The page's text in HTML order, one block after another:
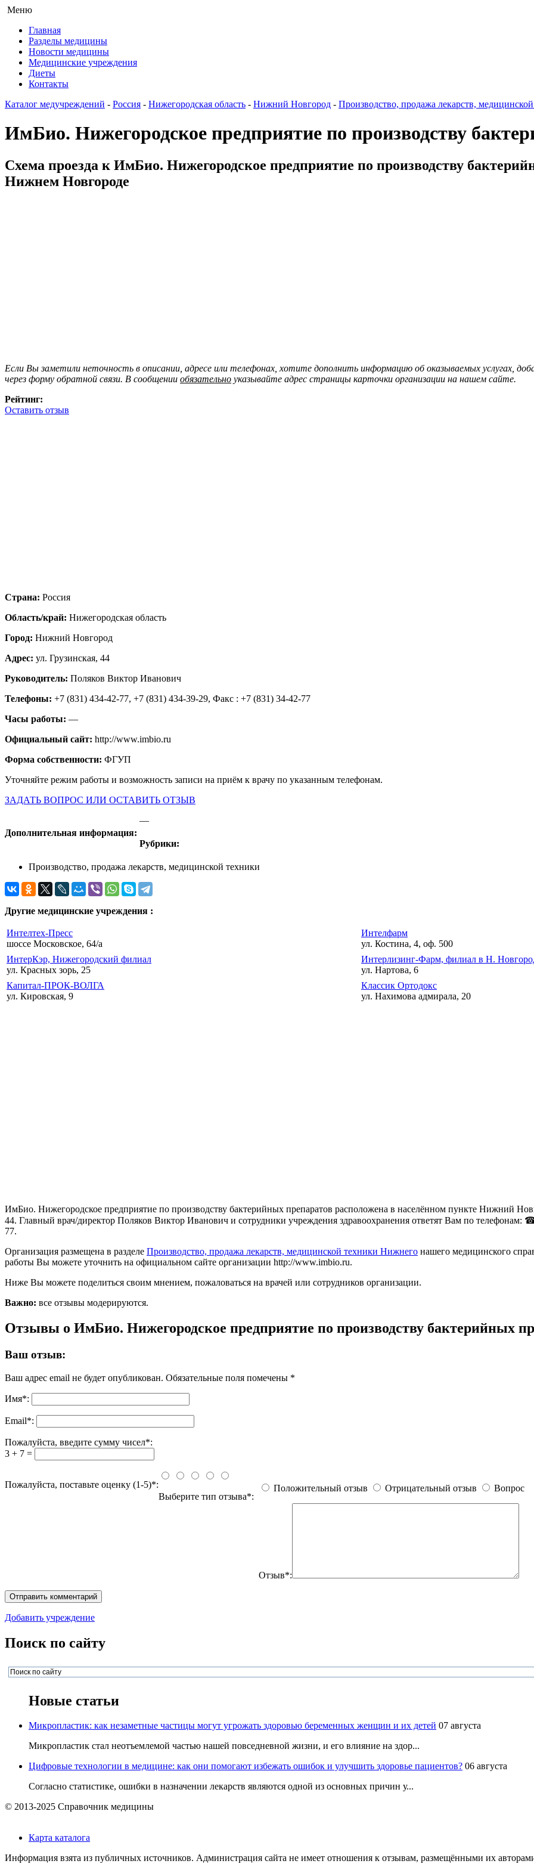
Меню
Главная
Разделы медицины
Новости медицины
Медицинские учреждения
Диеты
Контакты
Каталог медучреждений - Россия - Нижегородская область - Нижний Новгород - Производство, продажа лекарств,
ИмБио. Нижегородское предприятие по производству
Схема проезда к ИмБио. Нижегородское предприятие по производству
Нижнем Новгороде
Если Вы заметили неточность в описании, адресе или телефонах, хотите дополнить информацию об оказываемых услугах,
через форму обратной связи. В сообщении обязательно указывайте адрес страницы карточки организации на нашем сайте.
Рейтинг:
Оставить отзыв
Страна: Россия
Область/край: Нижегородская область
Город: Нижний Новгород
Адрес: ул. Грузинская, 44
Руководитель: Поляков Виктор Иванович
Телефоны: +7 (831) 434-42-77, +7 (831) 434-39-29, Факс : +7 (831) 34-42-77
Часы работы: —
Официальный сайт: http://www.imbio.ru
Форма собственности: ФГУП
Уточняйте режим работы и возможность записи на приём к врачу по указанным телефонам.
ЗАДАТЬ ВОПРОС ИЛИ ОСТАВИТЬ ОТЗЫВ
Дополнительная информация:
—
Рубрики:
Производство, продажа лекарств, медицинской техники
Другие медицинские учреждения :
Интелтех-Пресс
шоссе Московское, 64/а
Интелфарм
ул. Костина, 4, оф. 500
ИнтерКэр, Нижегородский филиал
ул. Красных зорь, 25
Интерлизинг-Фарм, филиал в Н.
ул. Нартова, 6
Капитал-ПРОК-ВОЛГА
ул. Кировская, 9
Классик Ортодокс
ул. Нахимова адмирала, 20
ИмБио. Нижегородское предприятие по производству бактерийных препаратов расположена в населённом пункте Нижний
44. Главный врач/директор Поляков Виктор Иванович и сотрудники учреждения здравоохранения ответят Вам по
77.
Организация размещена в разделе Производство, продажа лекарств, медицинской техники Нижнего нашего медицинского
работы Вы можете уточнить на официальном сайте организации http://www.imbio.ru.
Ниже Вы можете поделиться своим мнением, пожаловаться на врачей или сотрудников организации.
Важно: все отзывы модерируются.
Отзывы о ИмБио. Нижегородское предприятие по производству бактерийных
Ваш отзыв:
Ваш адрес email не будет опубликован. Обязательные поля помечены *
Имя*:
Email*:
Пожалуйста, введите сумму чисел*:
3 + 7 =
Пожалуйста, поставьте оценку (1-5)*:
Выберите тип отзыва*:
Положительный отзыв Отрицательный отзыв Вопрос
Отзыв*:
Добавить учреждение
Поиск по сайту
Новые статьи
Микропластик: как незаметные частицы могут угрожать здоровью беременных женщин и их детей 07 августа
Микропластик стал неотъемлемой частью нашей повседневной жизни, и его влияние на здор...
Цифровые технологии в медицине: как они помогают избежать ошибок и улучшить здоровье пациентов? 06 августа
Согласно статистике, ошибки в назначении лекарств являются одной из основных причин у...
© 2013-2025 Справочник медицины
Карта каталога
Информация взята из публичных источников. Администрация сайта не имеет отношения к отзывам, размещёнными их